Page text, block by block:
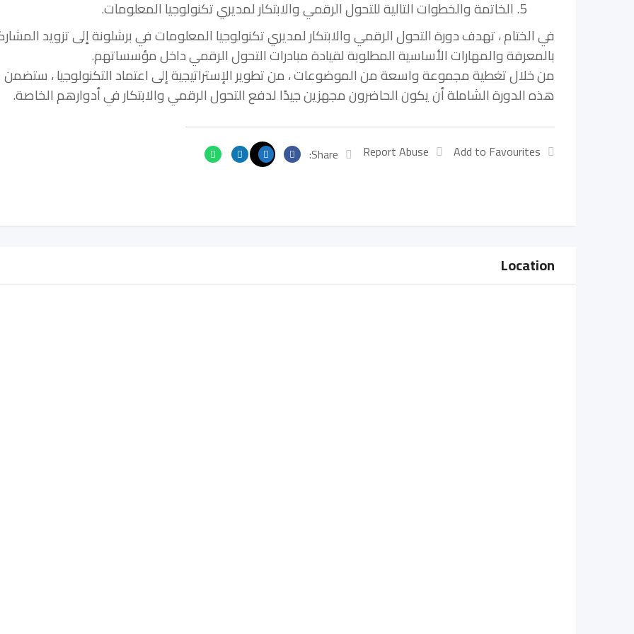
5. الخاتمة والخطوات التالية للتحول الرقمي والابتكار لمديري تكنولوجيا المعلومات.
في الختام ، تهدف دورة التحول الرقمي والابتكار لمديري تكنولوجيا المعلومات في برشلونة إلى تزويد
بالمعرفة والمهارات الأساسية المطلوبة لقيادة مبادرات التحول الرقمي داخل مؤسساتهم.
من خلال تغطية مجموعة واسعة من الموضوعات ، من تطوير الإستراتيجية إلى اعتماد التكنولوجيا ، ستضمن
هذه الدورة الشاملة أن يكون الحاضرون مجهزين جيدًا لدفع التحول الرقمي والابتكار في أدوارهم الخاصة.
Add to Favourites
Report Abuse
Share:
Location